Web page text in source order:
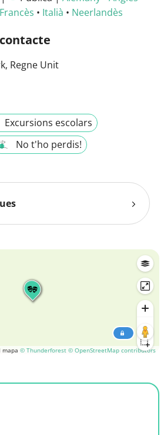
Francès • Italià • Neerlandès
Regne Unit
Excursions escolars
No t'ho perdis!
mapa © Thunderforest © OpenStreetMap contributors